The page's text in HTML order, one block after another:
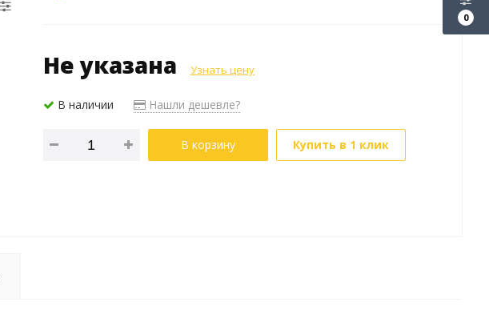
0
Не указана Узнать цену
В наличии Нашли дешевле?
В корзину Купить в 1 клик